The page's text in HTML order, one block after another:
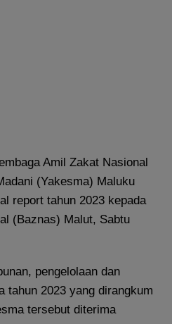
Amil Zakat Nasional
(Yakesma) Maluku
report tahun 2023 kepada
(Baznas) Malut, Sabtu
pengelolaan dan
tahun 2023 yang dirangkum
tersebut diterima